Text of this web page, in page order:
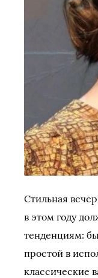
Стильная
в этом году
тенденциям:
простой в
классические